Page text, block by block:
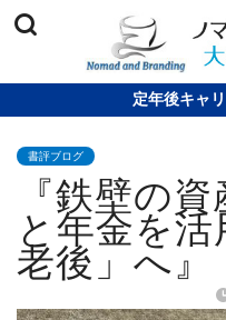
定年後キャ
書評ブログ
『鉄壁の
と年金を
老後」へ』